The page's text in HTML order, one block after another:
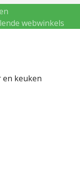
webwinkels
keuken